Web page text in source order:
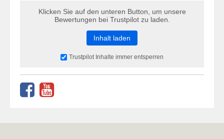
Klicken Sie auf den unteren Button, um unsere
Bewertungen bei Trustpilot zu laden.
Inhalt laden
Trustpilot Inhalte immer entsperren